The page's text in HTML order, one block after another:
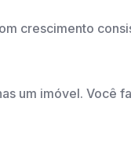
crescimento
um imóvel. Você